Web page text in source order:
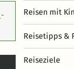
-
Reisen mit
Reisetipps &
Reiseziele